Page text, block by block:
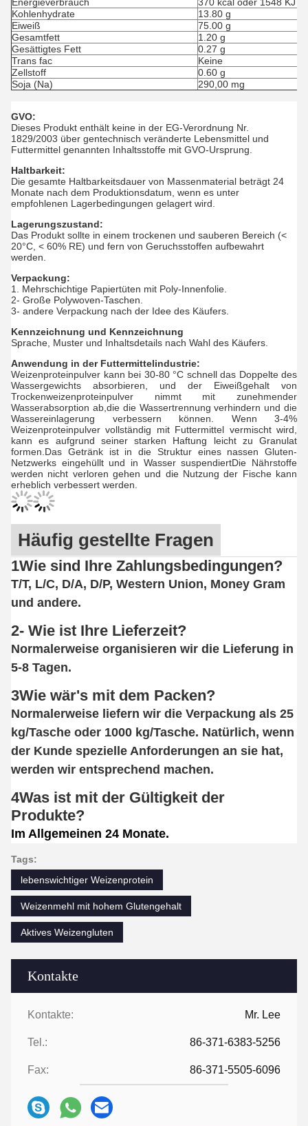
Kontakte
Kontakte: Mr. Lee
Tel.: 86-371-6383-5256
Fax: 86-371-5505-6096
Kohlenhydrate
13.80 g
Eiweiß
75.00 g
Gesamtfett
1.20 g
Gesättigtes Fett
0.27 g
Trans fac
Keine
Zellstoff
0.60 g
Soja (Na)
290,00 mg
GVO:
Dieses Produkt enthält keine in der EG-Verordnung Nr.
1829/2003 über gentechnisch veränderte Lebensmittel und
Futtermittel genannten Inhaltsstoffe mit GVO-Ursprung.
Haltbarkeit:
Die gesamte Haltbarkeitsdauer von Massenmaterial beträgt 24
Monate nach dem Produktionsdatum, wenn es unter
empfohlenen Lagerbedingungen gelagert wird.
Lagerungszustand:
Das Produkt sollte in einem trockenen und sauberen Bereich (<
20°C, < 60% RE) und fern von Geruchsstoffen aufbewahrt
werden.
Verpackung:
1. Mehrschichtige Papiertüten mit Poly-Innenfolie.
2- Große Polywoven-Taschen.
3- andere Verpackung nach der Idee des Käufers.
Kennzeichnung und Kennzeichnung
Sprache, Muster und Inhaltsdetails nach Wahl des Käufers.
Anwendung in der Futtermittelindustrie:
Weizenproteinpulver kann bei 30-80 °C schnell das Doppelte des
Wassergewichts absorbieren, und der Eiweißgehalt von
Trockenweizenproteinpulver nimmt mit zunehmender
Wasserabsorption ab,die die Wassertrennung verhindern und die
Wassereinlagerung verbessern können. Wenn 3-4%
Weizenproteinpulver vollständig mit Futtermittel vermischt wird,
kann es aufgrund seiner starken Haftung leicht zu Granulat
formen.Das Getränk ist in die Struktur eines nassen Gluten-
Netzwerks eingehüllt und in Wasser suspendiertDie Nährstoffe
werden nicht verloren gehen und die Nutzung der Fische kann
erheblich verbessert werden.
Häufig gestellte Fragen
1Wie sind Ihre Zahlungsbedingungen?
T/T, L/C, D/A, D/P, Western Union, Money Gram
und andere.
2- Wie ist Ihre Lieferzeit?
Normalerweise organisieren wir die Lieferung in
5-8 Tagen.
3Wie wär's mit dem Packen?
Normalerweise liefern wir die Verpackung als 25
kg/Tasche oder 1000 kg/Tasche. Natürlich, wenn
der Kunde spezielle Anforderungen an sie hat,
werden wir entsprechend machen.
4Was ist mit der Gültigkeit der
Produkte?
Im Allgemeinen 24 Monate.
Tags:
lebenswichtiger Weizenprotein
Weizenmehl mit hohem Glutengehalt
Aktives Weizengluten